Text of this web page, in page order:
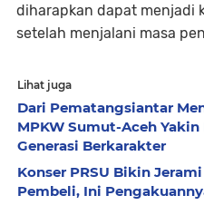
diharapkan dapat menjadi
setelah menjalani masa
Lihat juga
Dari Pematangsiantar
MPKW Sumut-Aceh
Generasi Berkarakter
Konser PRSU Bikin
Pembeli, Ini